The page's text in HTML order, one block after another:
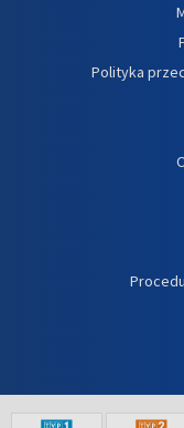
Polityka